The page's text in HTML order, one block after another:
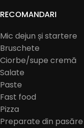
RECOMANDARI
Mic dejun și startere
Bruschete
Ciorbe/supe cremă
Salate
Paste
Fast food
Pizza
Preparate din pasăre